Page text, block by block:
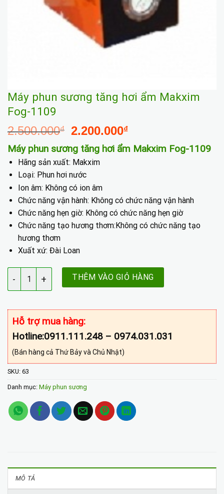
Máy phun sương tăng hơi ẩm Makxim
Fog-1109
2.500.000₫
Giá
gốc
là:
2.500.000₫.
2.200.000₫Giá
hiện
tại
Máy phun sương tăng hơi ẩm Makxim Fog-1109
Hãng sản xuất: Makxim
Loại: Phun hơi nước
Ion âm: Không có ion âm
Chức năng vận hành: Không có chức năng vận hành
Chức năng hẹn giờ: Không có chức năng hẹn giờ
Chức năng tạo hương thơm:Không có chức năng tạo
hương thơm
Xuất xứ: Đài Loan
Máy phun sương tăng hơi ẩm Makxim Fog-1109 số lượng
THÊM VÀO GIỎ HÀNG
Hỗ trợ mua hàng:
Hotline:0911.111.248 – 0974.031.031
(Bán hàng cả Thứ Bảy và Chủ Nhật)
SKU: 63
Danh mục: Máy phun sương
MÔ TẢ